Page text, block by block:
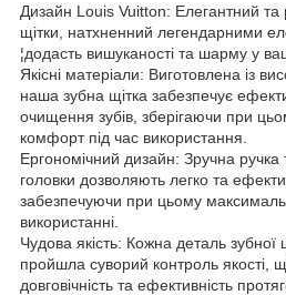
Дизайн Louis Vuitton: Елегантний та
щітки, натхненний легендарними
¦додасть вишуканості та шарму у
Якісні матеріали: Виготовлена із
наша зубна щітка забезпечує
очищення зубів, зберігаючи при
комфорт під час використання.
Ергономічний дизайн: Зручна
головки дозволяють легко та
забезпечуючи при цьому
використанні.
Чудова якість: Кожна деталь зубної
пройшла суворий контроль якості,
довговічність та ефективність